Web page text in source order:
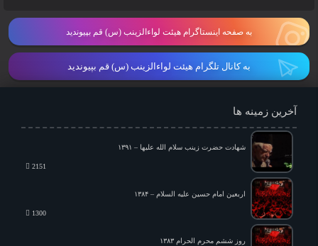
به صفحه اینستاگرام هیئت لواءالزینب (س) قم بپیوندید
به کانال تلگرام هیئت لواءالزینب (س) قم بپیوندید
آخرین زمینه ها
شهادت حضرت زینب سلام الله علیها – ۱۳۹۱
2151
اربعین امام حسین علیه السلام – ۱۳۸۴
1300
روز ششم محرم الحرام ۱۳۸۳